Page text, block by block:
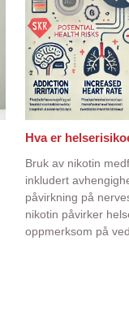
Hva er
Bruk av nikotin
inkludert
påvirkning på
nikotin påvirker
oppmerksom på